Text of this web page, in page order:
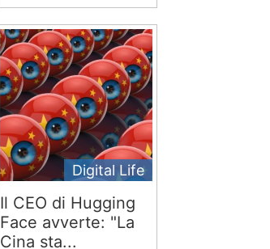
Digital Life
Il CEO di Hugging
Face avverte: "La
Cina sta...